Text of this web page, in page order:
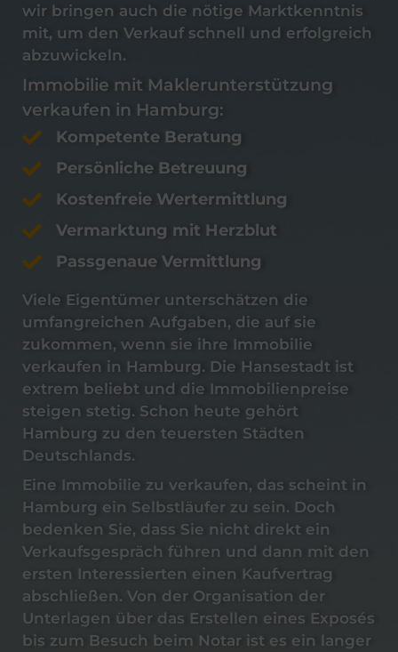
wir bringen auch die nötige Marktkenntnis
mit, um den Verkauf schnell und erfolgreich
abzuwickeln.
Immobilie mit Maklerunterstützung
verkaufen in Hamburg:
Kompetente Beratung
Persönliche Betreuung
Kostenfreie Wertermittlung
Vermarktung mit Herzblut
Passgenaue Vermittlung
Viele Eigentümer unterschätzen die
umfangreichen Aufgaben, die auf sie
zukommen, wenn sie ihre Immobilie
verkaufen in Hamburg. Die Hansestadt ist
extrem beliebt und die Immobilienpreise
steigen stetig. Schon heute gehört
Hamburg zu den teuersten Städten
Deutschlands.
Eine Immobilie zu verkaufen, das scheint in
Hamburg ein Selbstläufer zu sein. Doch
bedenken Sie, dass Sie nicht direkt ein
Verkaufsgespräch führen und dann mit den
ersten Interessierten einen Kaufvertrag
abschließen. Von der Organisation der
Unterlagen über das Erstellen eines Exposés
bis zum Besuch beim Notar ist es ein langer